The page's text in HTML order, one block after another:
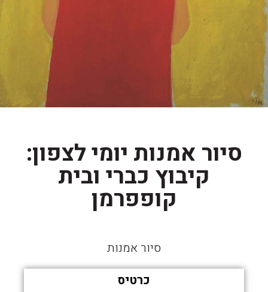
סיור אמנות יומי לצפון:
קיבוץ כברי ובית
קופפרמן
סיור אמנות
כרטיס